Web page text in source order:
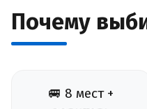
Почему
🚐 8 мест +